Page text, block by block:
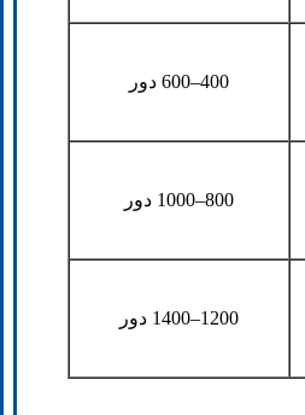
400–600 دور
800–1000 دور
1200–1400 دور